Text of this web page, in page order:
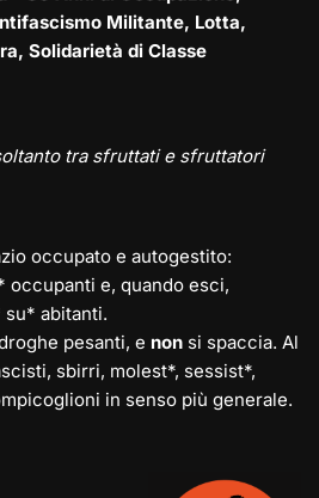
Militante, Lotta,
Solidarietà di Classe
tra sfruttati e sfruttatori
occupato e autogestito:
occupanti e, quando esci,
abitanti.
pesanti, e non si spaccia. Al
sbirri, molest*, sessist*,
in senso più generale.